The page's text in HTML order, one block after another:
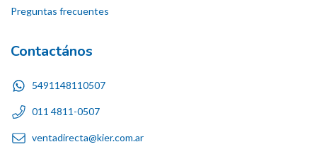
Preguntas frecuentes
Contactános
5491148110507
011 4811-0507
ventadirecta@kier.com.ar